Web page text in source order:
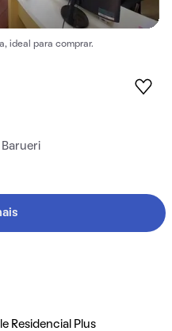
ideal para comprar.
Barueri
Residencial Plus